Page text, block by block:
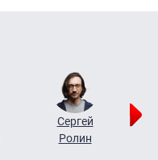
Сергей
Ролин